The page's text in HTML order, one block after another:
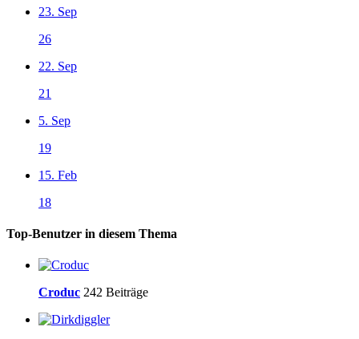
23. Sep
26
22. Sep
21
5. Sep
19
15. Feb
18
Top-Benutzer in diesem Thema
Croduc 242 Beiträge